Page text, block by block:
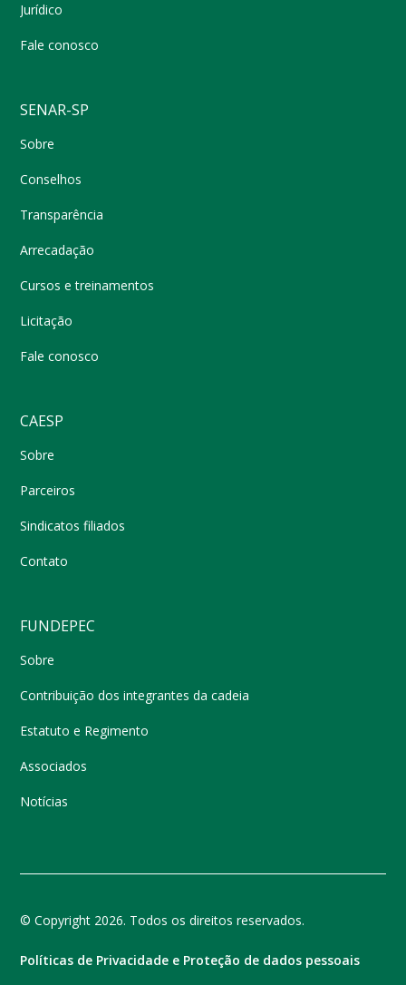
Jurídico
Fale conosco
SENAR-SP
Sobre
Conselhos
Transparência
Arrecadação
Cursos e treinamentos
Licitação
Fale conosco
CAESP
Sobre
Parceiros
Sindicatos filiados
Contato
FUNDEPEC
Sobre
Contribuição dos integrantes da cadeia
Estatuto e Regimento
Associados
Notícias
© Copyright 2026. Todos os direitos reservados.
Políticas de Privacidade e Proteção de dados pessoais